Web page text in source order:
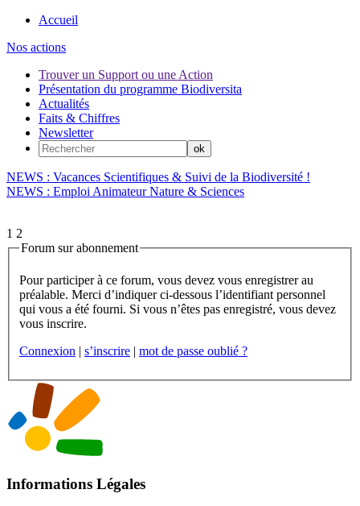
Accueil
Nos actions
Trouver un Support ou une Action
Présentation du programme Biodiversita
Actualités
Faits & Chiffres
Newsletter
NEWS : Vacances Scientifiques & Suivi de la Biodiversité !
NEWS : Emploi Animateur Nature & Sciences
1 2
Forum sur abonnement
Pour participer à ce forum, vous devez vous enregistrer au
préalable. Merci d’indiquer ci-dessous l’identifiant personnel
qui vous a été fourni. Si vous n’êtes pas enregistré, vous devez
vous inscrire.
Connexion | s’inscrire | mot de passe oublié ?
Informations Légales